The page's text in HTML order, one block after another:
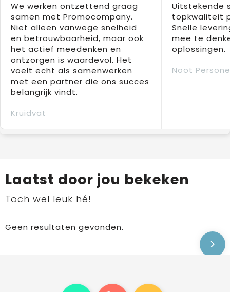
We werken ontzettend graag
samen met Promocompany.
Niet alleen vanwege snelheid
en betrouwbaarheid, maar ook
het actief meedenken en
ontzorgen is waardevol. Het
voelt echt als samenwerken
met een partner die ons succes
belangrijk vindt.
Kruidvat
Uitstekende
topkwaliteit
Snelle
mee te
oplossingen.
Noot
Laatst door jou bekeken
Toch wel leuk hé!
Geen resultaten gevonden.